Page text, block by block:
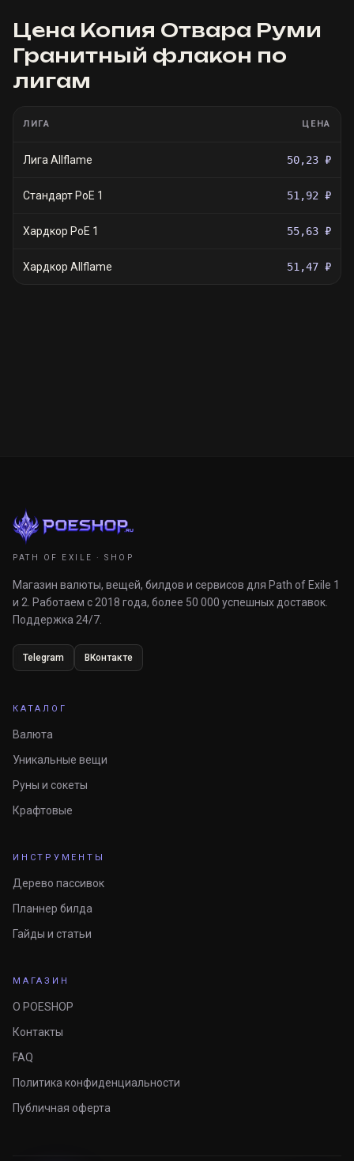
Цена Копия Отвара Руми
Гранитный флакон по
лигам
ЛИГА ЦЕНА
Лига Allflame 50,23 ₽
Стандарт PoE 1 51,92 ₽
Хардкор PoE 1 55,63 ₽
Хардкор Allflame 51,47 ₽
PATH OF EXILE · SHOP
Магазин валюты, вещей, билдов и сервисов для Path of Exile 1
и 2. Работаем с 2018 года, более 50 000 успешных доставок.
Поддержка 24/7.
Telegram ВКонтакте
КАТАЛОГ
Валюта
Уникальные вещи
Руны и сокеты
Крафтовые
ИНСТРУМЕНТЫ
Дерево пассивок
Планнер билда
Гайды и статьи
МАГАЗИН
О POESHOP
Контакты
FAQ
Политика конфиденциальности
Публичная оферта